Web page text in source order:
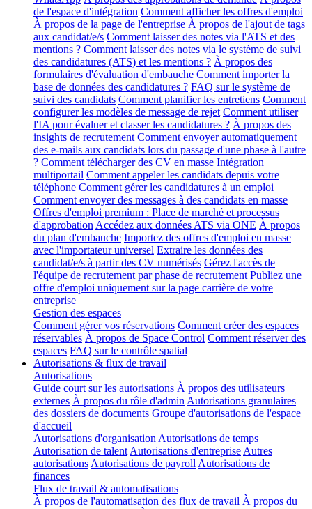
de l'espace d'intégration Comment afficher les offres d'emploi
À propos de la page de l'entreprise À propos de l'ajout de tags
aux candidat/e/s Comment laisser des notes via l'ATS et des
mentions ? Comment laisser des notes via le système de suivi
des candidatures (ATS) et les mentions ? À propos des
formulaires d'évaluation d'embauche Comment importer la
base de données des candidatures ? FAQ sur le système de
suivi des candidats Comment planifier les entretiens Comment
configurer les modèles de message de rejet Comment utiliser
l'IA pour évaluer et classer les candidatures ? À propos des
insights de recrutement Comment envoyer automatiquement
des e-mails aux candidats lors du passage d'une phase à l'autre
? Comment télécharger des CV en masse Intégration
multiportail Comment appeler les candidats depuis votre
téléphone Comment gérer les candidatures à un emploi
Comment envoyer des messages à des candidats en masse
Offres d'emploi premium : Place de marché et processus
d'approbation Accédez aux données ATS via ONE À propos
du plan d'embauche Importez des offres d'emploi en masse
avec l'importateur universel Extraire les données des
candidat/e/s à partir des CV numérisés Gérez l'accès de
l'équipe de recrutement par phase de recrutement Publiez une
offre d'emploi uniquement sur la page carrière de votre
entreprise
Gestion des espaces
Comment gérer vos réservations Comment créer des espaces
réservables À propos de Space Control Comment réserver des
espaces FAQ sur le contrôle spatial
Autorisations & flux de travail
Autorisations
Guide court sur les autorisations À propos des utilisateurs
externes À propos du rôle d'admin Autorisations granulaires
des dossiers de documents Groupe d'autorisations de l'espace
d'accueil
Autorisations d'organisation Autorisations de temps
Autorisation de talent Autorisations d'entreprise Autres
autorisations Autorisations de payroll Autorisations de
finances
Flux de travail & automatisations
À propos de l'automatisation des flux de travail À propos du